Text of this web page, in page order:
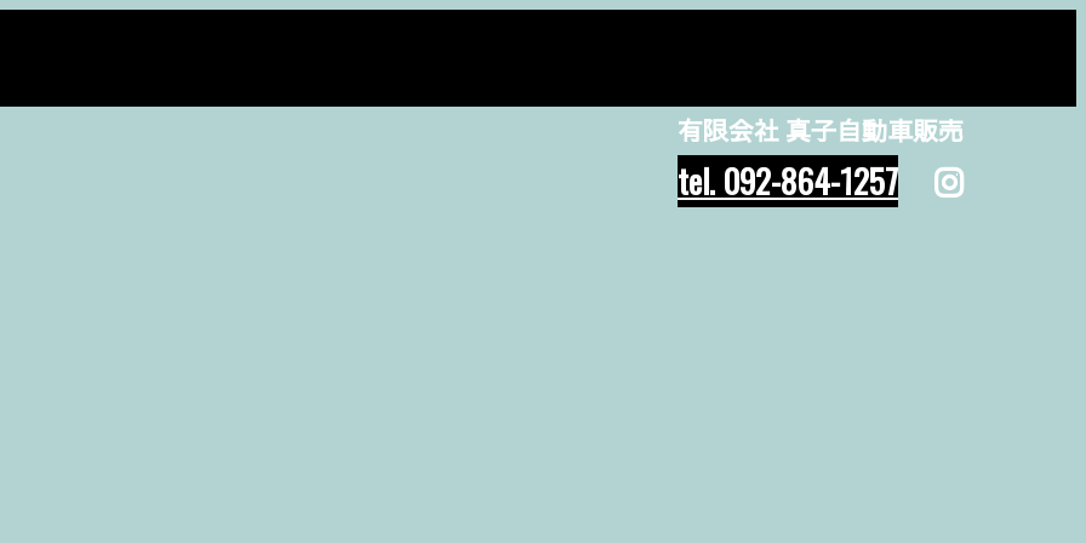
有限会社 真子自動車販売
tel. 092-864-1257